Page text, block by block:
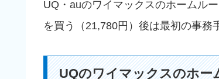
UQ・auのワイマックスのホームル
を買う（21,780円）後は最初の事務
UQのワイマックスのホー